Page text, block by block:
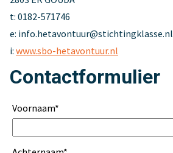
t: 0182-571746
e: info.hetavontuur@stichtingklasse.nl
i: www.sbo-hetavontuur.nl
Contactformulier
Voornaam*